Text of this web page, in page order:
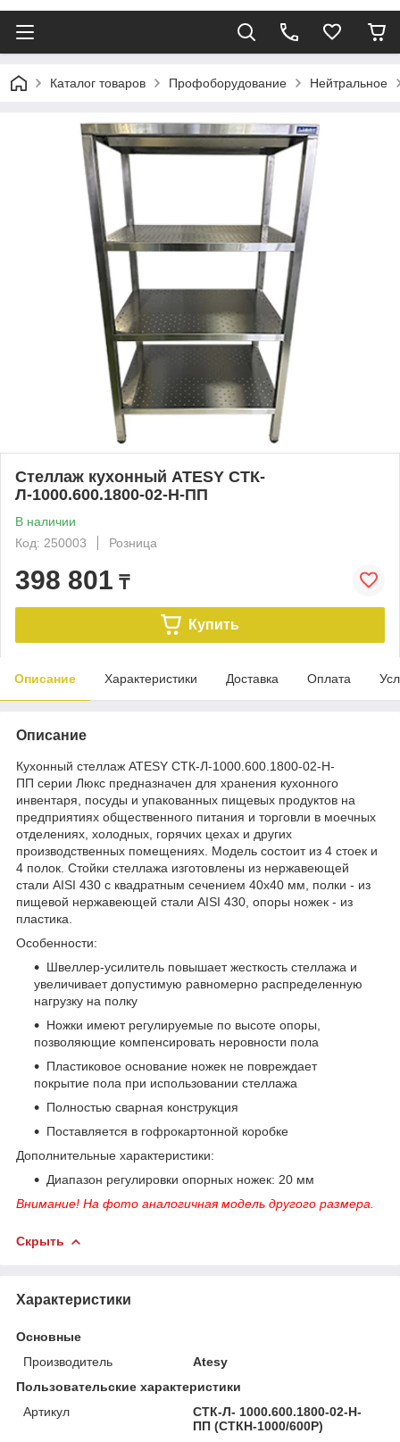
Каталог товаров Профоборудование Нейтральное
Стеллаж кухонный ATESY СТК-
Л-1000.600.1800-02-Н-ПП
В наличии
Код: 250003
Розница
398 801 ₸
Купить
Описание Характеристики Доставка Оплата
Описание
Кухонный стеллаж ATESY СТК-Л-1000.600.1800-02-Н-
ПП серии Люкс предназначен для хранения кухонного
инвентаря, посуды и упакованных пищевых продуктов на
предприятиях общественного питания и торговли в моечных
отделениях, холодных, горячих цехах и других
производственных помещениях. Модель состоит из 4 стоек и
4 полок. Стойки стеллажа изготовлены из нержавеющей
стали AISI 430 с квадратным сечением 40х40 мм, полки - из
пищевой нержавеющей стали AISI 430, опоры ножек - из
пластика.
Особенности:
Швеллер-усилитель повышает жесткость стеллажа и
увеличивает допустимую равномерно распределенную
нагрузку на полку
Ножки имеют регулируемые по высоте опоры,
позволяющие компенсировать неровности пола
Пластиковое основание ножек не повреждает
покрытие пола при использовании стеллажа
Полностью сварная конструкция
Поставляется в гофрокартонной коробке
Дополнительные характеристики:
Диапазон регулировки опорных ножек: 20 мм
Внимание! На фото аналогичная модель другого размера.
Скрыть
Характеристики
Основные
Производитель
Atesy
Пользовательские характеристики
Артикул
СТК-Л- 1000.600.1800-02-Н-
ПП (СТКН-1000/600Р)